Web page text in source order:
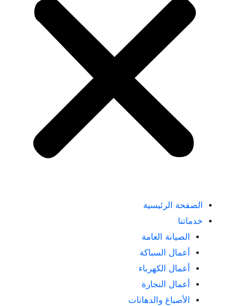
الصفحة الرئيسية
خدماتنا
الصيانة العامة
أعمال السباكة
أعمال الكهرباء
أعمال النجارة
الأصباغ والدهانات